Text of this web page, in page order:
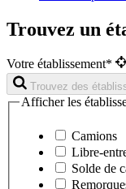
Trouvez un
Votre établissement*
Trouvez des
Afficher les
Camions
Libre-
Solde de